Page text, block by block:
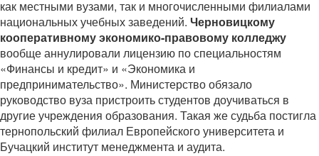
как местными вузами, так и многочисленными филиалами
национальных учебных заведений. Черновицкому
кооперативному экономико-правовому колледжу
вообще аннулировали лицензию по специальностям
«Финансы и кредит» и «Экономика и
предпринимательство». Министерство обязало
руководство вуза пристроить студентов доучиваться в
другие учреждения образования. Такая же судьба постигла
тернопольский филиал Европейского университета и
Бучацкий институт менеджмента и аудита.